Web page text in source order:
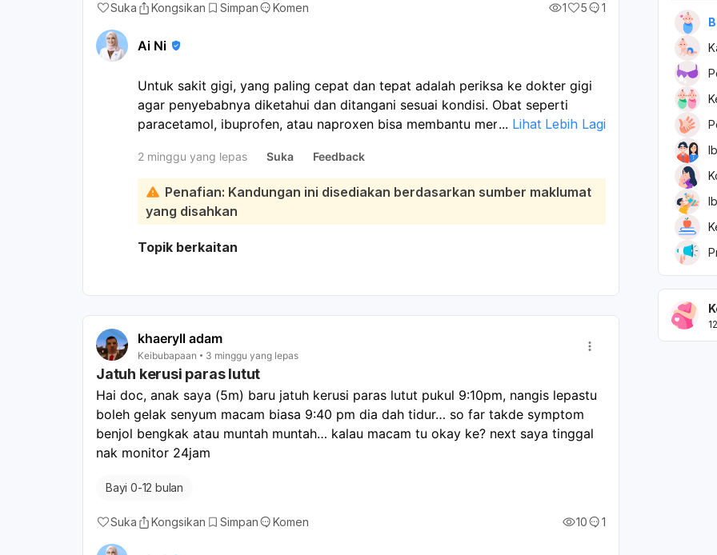
Suka Kongsikan Simpan Komen 1 5 1
Ai Ni
Untuk sakit gigi, yang paling cepat dan tepat adalah periksa ke dokter gigi
agar penyebabnya diketahui dan ditangani sesuai kondisi. Obat seperti
paracetamol, ibuprofen, atau naproxen bisa membantu meredakan nyeri
mungkin perlu antibiotik dari dokter:
Sementara di rumah, Anda bisa coba kumur air garam, kompres es, atau
gunakan minyak cengkeh secukupnya. Hindari aspirin, terutama pada anak.
Jika nyeri tidak membaik, segera periksakan ke dokter gigi.
... Lihat Lebih Lagi
2 minggu yang lepas Suka Feedback
Penafian: Kandungan ini disediakan berdasarkan sumber maklumat
yang disahkan
Topik berkaitan
khaeryll adam
Keibubapaan 3 minggu yang lepas
Jatuh kerusi paras lutut
Hai doc, anak saya (5m) baru jatuh kerusi paras lutut pukul 9:10pm, nangis lepastu
boleh gelak senyum macam biasa 9:40 pm dia dah tidur… so far takde symptom
benjol bengkak atau muntah muntah… kalau macam tu okay ke? next saya tinggal
nak monitor 24jam
Bayi 0-12 bulan
Suka Kongsikan Simpan Komen 10 1
12